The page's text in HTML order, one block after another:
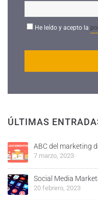
He leído y acepto la
ÚLTIMAS
ABC del marketing
7 marzo, 2023
Social Media
20 febrero, 2023